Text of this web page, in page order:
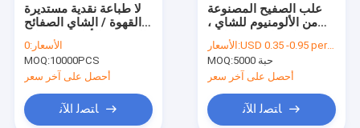
لا طباعة نقدية مستديرة
القهوة / الشاي الصفائح
القصيرة للأطعمة المعلبة
مع غطاء ضيق الهواء
الأسعار:0
MOQ:10000PCS
أحصل على آخر سعر
ﺎﺘﺼﻟ ﺍﻶﻧ
علب الصفيح المصنوعة
من الألومنيوم للشاي ،
علب البرغي العلوية
للشموع المستديرة ، علب
التوابل
الأسعار:USD 0.35 -0.95 per unit
MOQ:
5000 حبة
أحصل على آخر سعر
ﺎﺘﺼﻟ ﺍﻶﻧ